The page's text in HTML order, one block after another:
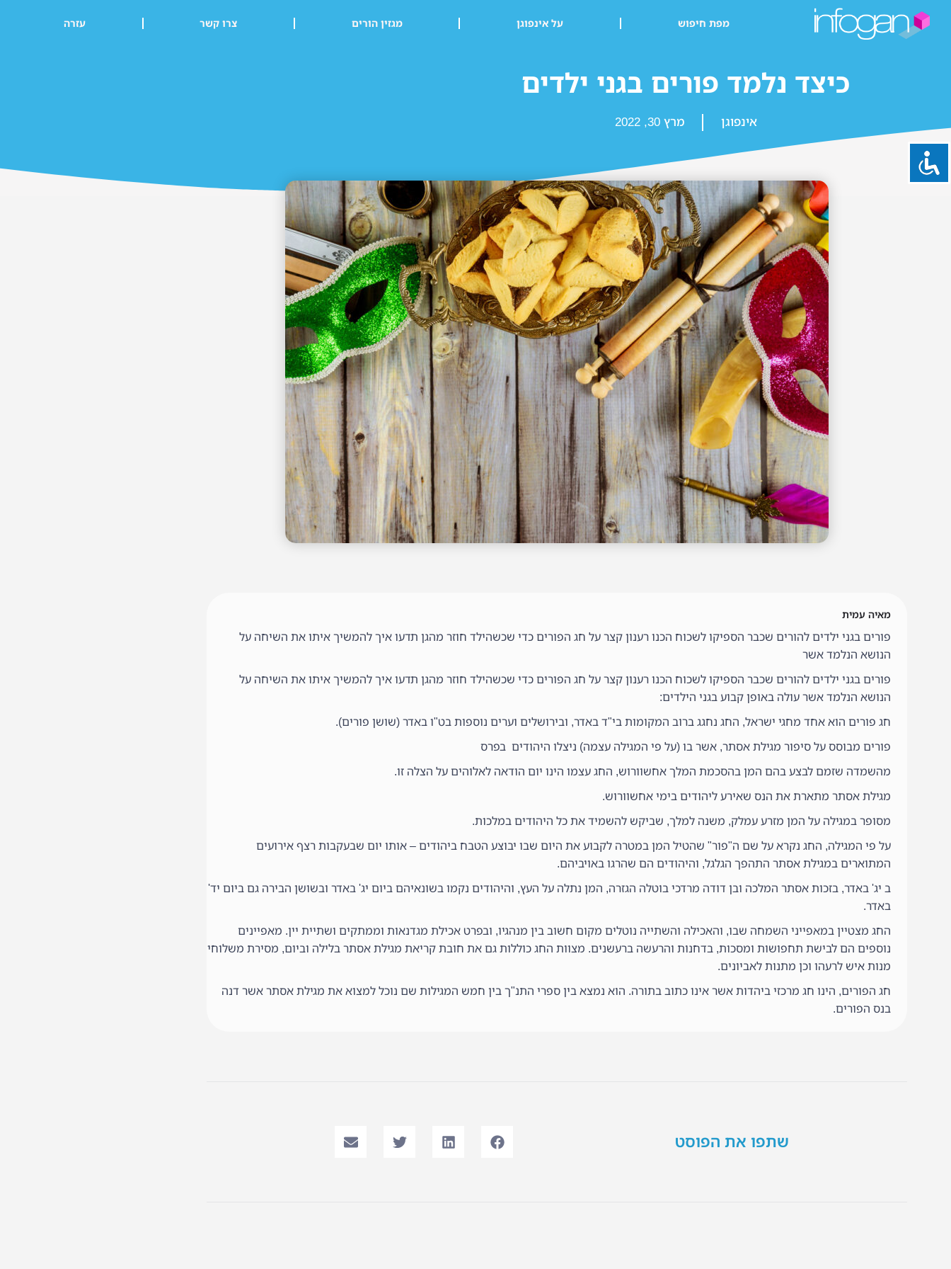
מפת חיפוש על אינפוגן מגזין הורים צרו קשר עזרה
כיצד נלמד פורים בגני ילדים
אינפוגן מרץ 30, 2022
מאיה עמית
פורים בגני ילדים להורים שכבר הספיקו לשכוח הכנו רענון קצר על חג הפורים כדי שכשהילד חוזר מהגן תדעו איך להמשיך איתו את השיחה על
הנושא הנלמד אשר
פורים בגני ילדים להורים שכבר הספיקו לשכוח הכנו רענון קצר על חג הפורים כדי שכשהילד חוזר מהגן תדעו איך להמשיך איתו את השיחה על
הנושא הנלמד אשר עולה באופן קבוע בגני הילדים:
חג פורים הוא אחד מחגי ישראל, החג נחגג ברוב המקומות בי"ד באדר, ובירושלים וערים נוספות בט"ו באדר (שושן פורים).
פורים מבוסס על סיפור מגילת אסתר, אשר בו (על פי המגילה עצמה) ניצלו היהודים בפרס
מהשמדה שזמם לבצע בהם המן בהסכמת המלך אחשוורוש, החג עצמו הינו יום הודאה לאלוהים על הצלה זו.
מגילת אסתר מתארת את הנס שאירע ליהודים בימי אחשוורוש.
מסופר במגילה על המן מזרע עמלק, משנה למלך, שביקש להשמיד את כל היהודים במלכות.
על פי המגילה, החג נקרא על שם ה"פור" שהטיל המן במטרה לקבוע את היום שבו יבוצע הטבח ביהודים – אותו יום שבעקבות רצף אירועים
המתוארים במגילת אסתר התהפך הגלגל, והיהודים הם שהרגו באויביהם.
ב יג' באדר, בזכות אסתר המלכה ובן דודה מרדכי בוטלה הגזרה, המן נתלה על העץ, והיהודים נקמו בשונאיהם ביום יג' באדר ובשושן הבירה גם ביום יד'
באדר.
החג מצטיין במאפייני השמחה שבו, והאכילה והשתייה נוטלים מקום חשוב בין מנהגיו, ובפרט אכילת מגדנאות וממתקים ושתיית יין. מאפיינים
נוספים הם לבישת תחפושות ומסכות, בדחנות והרעשה ברעשנים. מצוות החג כוללות גם את חובת קריאת מגילת אסתר בלילה וביום, מסירת משלוחי
מנות איש לרעהו וכן מתנות לאביונים.
חג הפורים, הינו חג מרכזי ביהדות אשר אינו כתוב בתורה. הוא נמצא בין ספרי התנ"ך בין חמש המגילות שם נוכל למצוא את מגילת אסתר אשר דנה
בנס הפורים.
שתפו את הפוסט